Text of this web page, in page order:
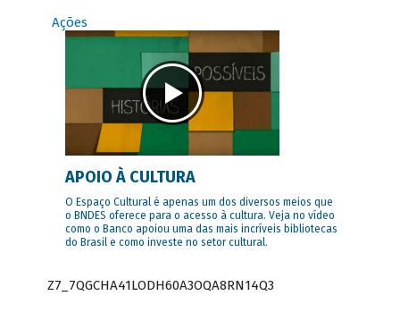
Ações
APOIO À CULTURA
O Espaço Cultural é apenas um dos diversos meios que
o BNDES oferece para o acesso à cultura. Veja no vídeo
como o Banco apoiou uma das mais incríveis bibliotecas
do Brasil e como investe no setor cultural.
Z7_7QGCHA41LODH60A3OQA8RN14Q3